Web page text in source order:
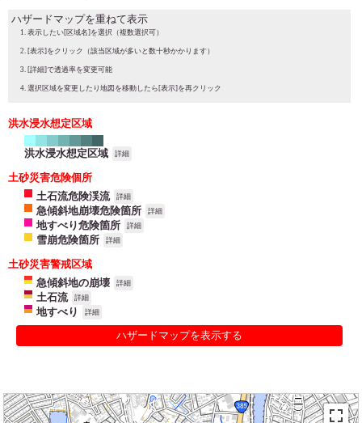
ハザードマップを重ねて表示
表示したい[区域名]を選択（複数選択可）
[表示]をクリック（該当区域が多いと数十秒かかります）
[詳細]で透過率を変更可能
選択区域を変更したり地図を移動したら[表示]を再クリック
洪水浸水想定区域
洪水浸水想定区域 詳細
土砂災害危険個所
土石流危険渓流
詳細
急傾斜地崩壊危険箇所 詳細
地すべり危険箇所 詳細
雪崩危険箇所 詳細
土砂災害警戒区域
急傾斜地の崩壊
詳細
土石流 詳細
地すべり 詳細
ハザードマップを表示する